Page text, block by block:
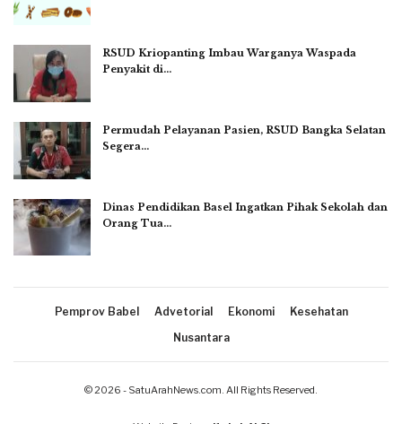
RSUD Kriopanting Imbau Warganya Waspada
Penyakit di…
Permudah Pelayanan Pasien, RSUD Bangka Selatan
Segera…
Dinas Pendidikan Basel Ingatkan Pihak Sekolah dan
Orang Tua…
Pemprov Babel Advetorial Ekonomi
Kesehatan
Nusantara
© 2026 - SatuArahNews.com. All Rights Reserved.